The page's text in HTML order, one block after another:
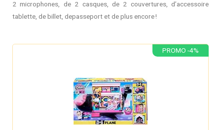
2 microphones, de 2 casques, de 2 couvertures, d’accessoire
tablette, de billet, depasseport et de plus encore !
PROMO -4%